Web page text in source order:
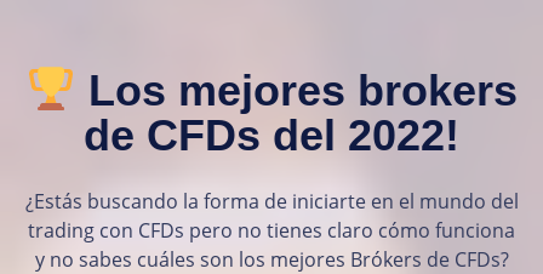
Los mejores brokers
de CFDs del 2022!
¿Estás buscando la forma de iniciarte en el mundo del
trading con CFDs pero no tienes claro cómo funciona
y no sabes cuáles son los mejores Brókers de CFDs?